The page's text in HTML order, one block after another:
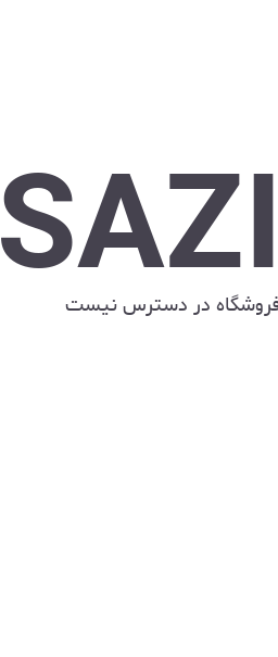
در دسترس نیست